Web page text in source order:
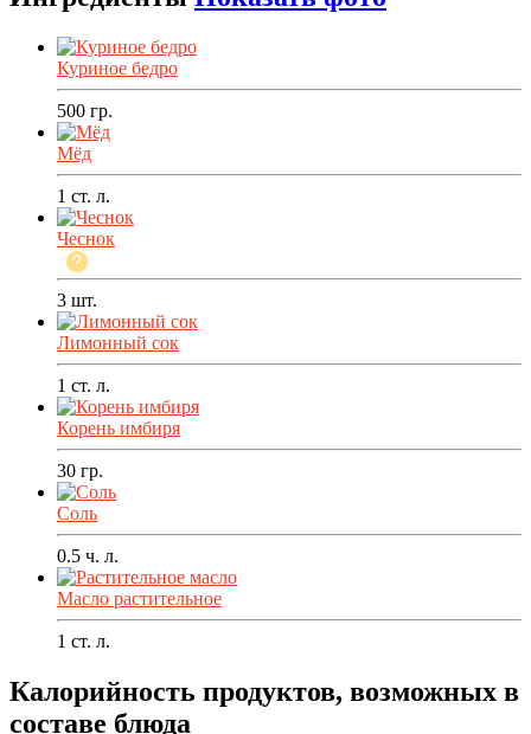
Куриное бедро
500 гр.
Мёд
1 ст. л.
Чеснок
3 шт.
Лимонный сок
1 ст. л.
Корень имбиря
30 гр.
Соль
0.5 ч. л.
Масло растительное
1 ст. л.
Калорийность продуктов, возможных в
составе блюда